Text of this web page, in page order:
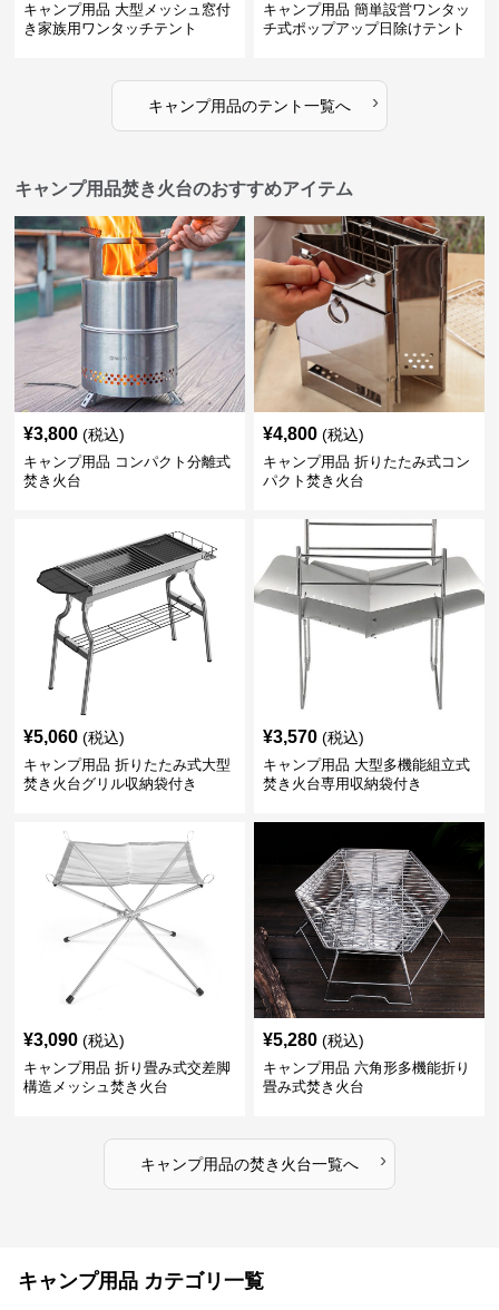
キャンプ用品 大型メッシュ窓付
き家族用ワンタッチテント
キャンプ用品 簡単設営ワンタッ
チ式ポップアップ日除けテント
キャンプ用品のテント一覧へ ›
キャンプ用品焚き火台のおすすめアイテム
¥3,800 (税込)
キャンプ用品 コンパクト分離式
焚き火台
¥4,800 (税込)
キャンプ用品 折りたたみ式コン
パクト焚き火台
¥5,060 (税込)
キャンプ用品 折りたたみ式大型
焚き火台グリル収納袋付き
¥3,570 (税込)
キャンプ用品 大型多機能組立式
焚き火台専用収納袋付き
¥3,090 (税込)
キャンプ用品 折り畳み式交差脚
構造メッシュ焚き火台
¥5,280 (税込)
キャンプ用品 六角形多機能折り
畳み式焚き火台
キャンプ用品の焚き火台一覧へ ›
キャンプ用品 カテゴリ一覧